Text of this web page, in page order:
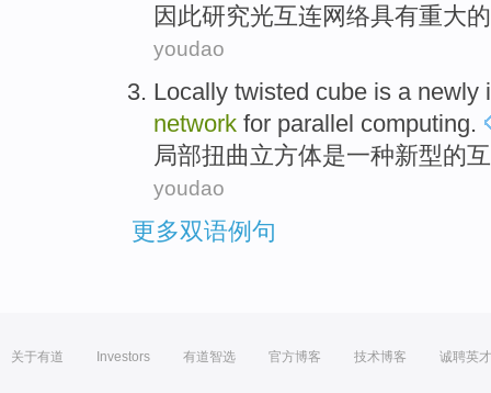
因此研究光互连网络具有重大的
youdao
Locally twisted cube is a newly
network for parallel computing.
局部扭曲立方体是一种新型的
youdao
更多双语例句
关于有道 Investors 有道智选 官方博客 技术博客 诚聘英才